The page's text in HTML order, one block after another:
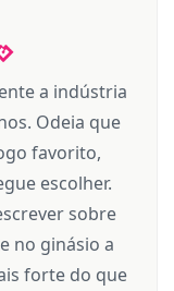
a indústria
Odeia que
favorito,
escolher.
sobre
no ginásio a
forte do que